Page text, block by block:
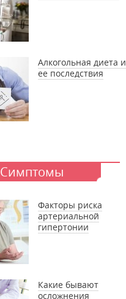
Алкогольная диета и
ее последствия
Симптомы
Факторы риска
артериальной
гипертонии
Какие бывают
осложнения